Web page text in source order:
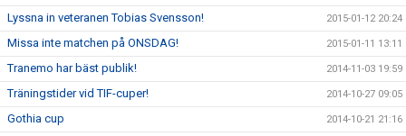
Lyssna in veteranen Tobias Svensson! 2015-01-12 20:24
Missa inte matchen på ONSDAG! 2015-01-11 13:11
Tranemo har bäst publik! 2014-11-03 19:59
Träningstider vid TIF-cuper! 2014-10-27 09:05
Gothia cup 2014-10-21 21:16